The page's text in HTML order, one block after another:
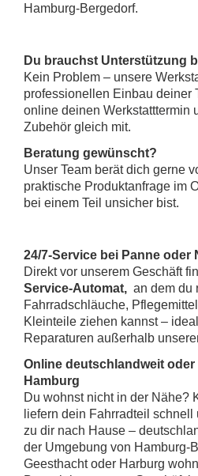
Hamburg-Bergedorf.
Du brauchst Unterstützung
Kein Problem – unsere
professionellen Einbau deiner
online deinen Werkstatttermin
Zubehör gleich mit.
Beratung gewünscht?
Unser Team berät dich gerne
praktische Produktanfrage im
bei einem Teil unsicher bist.
24/7-Service bei Panne oder
Direkt vor unserem Geschäft
Service-Automat, an dem du
Fahrradschläuche,
Kleinteile ziehen kannst –
Reparaturen außerhalb
Online deutschlandweit
Hamburg
Du wohnst nicht in der Nähe?
liefern dein Fahrradteil
zu dir nach Hause –
der Umgebung von Hamburg-
Geesthacht oder Harburg